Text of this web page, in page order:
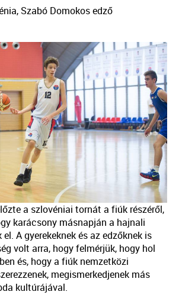
Szabó Domokos edző
a szlovéniai tornát a fiúk részéről,
karácsony másnapján a hajnali
A gyerekeknek és az edzőknek is
volt arra, hogy felmérjük, hogy hol
és, hogy a fiúk nemzetközi
megismerkedjenek más
kultúrájával.